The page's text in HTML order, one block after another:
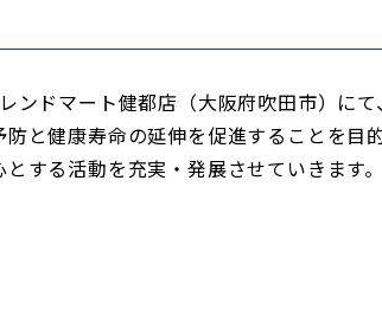
ドマート健都店（大阪府吹田市）にて
と健康寿命の延伸を促進することを目
する活動を充実・発展させていきます。